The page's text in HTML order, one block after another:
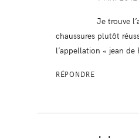
Je trouve
chaussures plutôt
l’appellation « jean de
RÉPONDRE